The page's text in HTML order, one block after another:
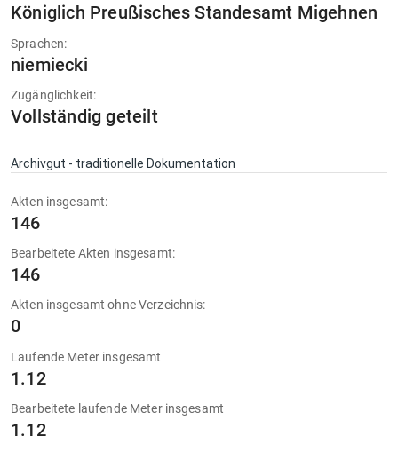
Königlich Preußisches Standesamt Migehnen
Sprachen:
niemiecki
Zugänglichkeit:
Vollständig geteilt
Archivgut - traditionelle Dokumentation
Akten insgesamt:
146
Bearbeitete Akten insgesamt:
146
Akten insgesamt ohne Verzeichnis:
0
Laufende Meter insgesamt
1.12
Bearbeitete laufende Meter insgesamt
1.12